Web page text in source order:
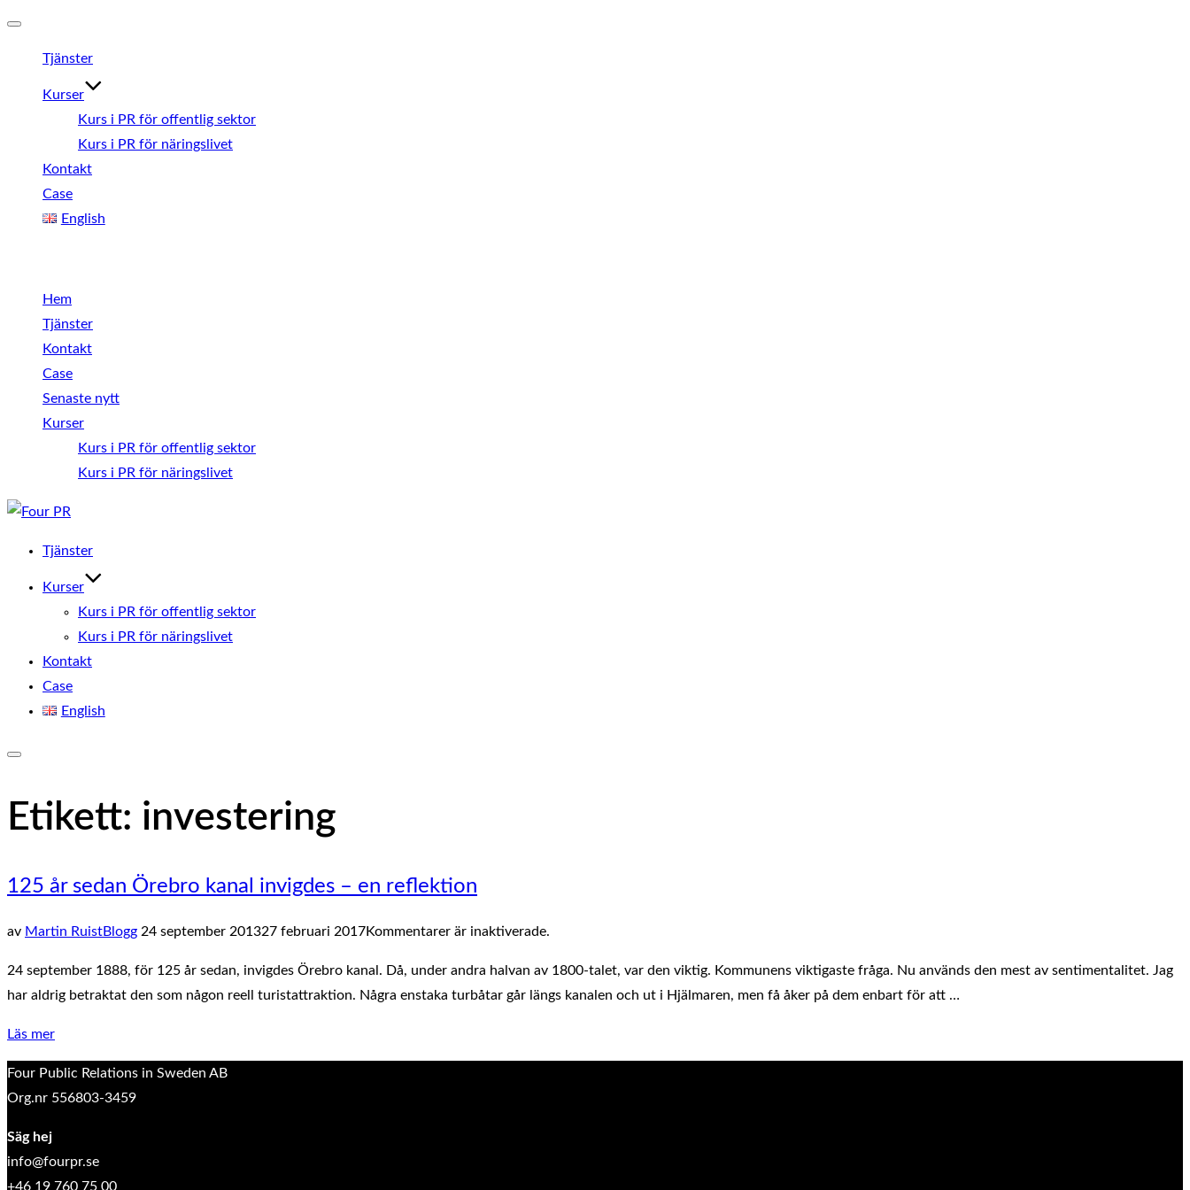
på/avTjänster
Kurser
Kurs i PR för offentlig sektor
Kurs i PR för näringslivet
Kontakt
Case
English
Hem
Tjänster
Kontakt
Case
Senaste nytt
Kurser
Kurs i PR för offentlig sektor
Kurs i PR för näringslivet
Hoppa
innehåll
Tjänster
Kurser
Kurs i PR för offentlig sektor
Kurs i PR för näringslivet
Kontakt
Case
English
sidopanel
Etikett: investering
125 år sedan Örebro kanal invigdes – en reflektion
av Martin RuistBloggPublicerat
24 september 201327 februari 2017Kommentarer är inaktiverade.
24 september 1888, för 125 år sedan, invigdes Örebro kanal. Då, under andra halvan av 1800-talet, var den viktig. Kommunens viktigaste fråga. Nu används den mest av sentimentalitet. Jag
har aldrig betraktat den som någon reell turistattraktion. Några enstaka turbåtar går längs kanalen och ut i Hjälmaren, men få åker på dem enbart för att …
Läs mer”125
år
invigdes
–
Four Public Relations in Sweden AB
Org.nr 556803-3459
Säg hej
info@fourpr.se
+46 19 760 75 00